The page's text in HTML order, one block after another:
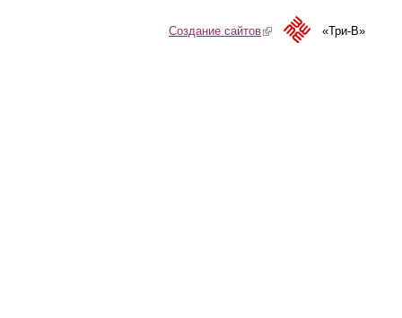
Создание сайтов(link is external)«Три-В»